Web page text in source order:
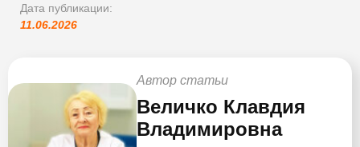
Дата публикации:
11.06.2026
Автор статьи
Величко Клавдия
Владимировна